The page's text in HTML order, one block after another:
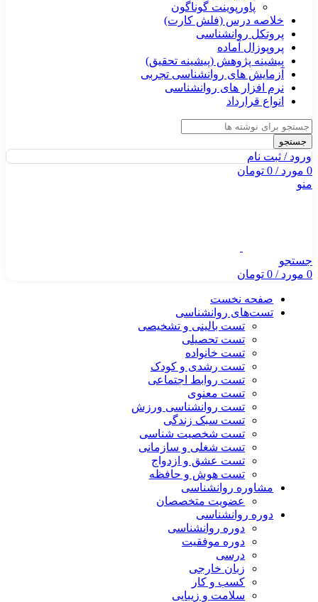
پاورپوینت گوناگون
خلاصه درس (فلش کارت)
پروتکل روانشناسی
پروپوزال آماده
پیشینه پژوهش (پیشینه تحقیق)
آزمایش های روانشناسی تجربی
نرم افزار های روانشناسی
انواع قرارداد
جستجو
ورود / ثبت نام
0 مورد/
0 تومان
منو
جستجو
0 مورد/
0 تومان
صفحه نخست
تست‌های روانشناسی
تست بالینی و تشخیصی
تست تحصیلی
تست خانواده
تست رشدی و کودک
تست روابط اجتماعی
تست معنوی
تست روانشناسی ورزش
تست سبک زندگی
تست شخصیت شناسی
تست شغلی و سازمانی
تست عشق و ازدواج
تست هوش و حافظه
مشاوره روانشناسی
عضویت متخصصان
دوره روانشناسی
دوره روانشناسی
دوره موفقیت
درسی
زبان خارجی
کسب و کار
سلامت و زیبایی